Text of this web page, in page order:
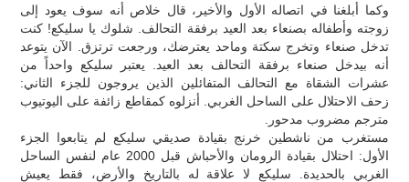
وكما أبلغنا في اتصاله الأول والأخير، قال خلاص أنه سوف يعود إلى
زوجته وأطفاله بصنعاء بعد العيد برفقة التحالف. شلوك يا سليكع! كنت
تدخل صنعاء وتخرج سكتة وماحد يعترضك، ورجعت ترتزق. الآن يتوعد
أنه بيدخل صنعاء برفقة التحالف بعد العيد. يعتبر سليكع واحداً من
عشرات الشقاة مع التحالف المتفائلين الذين يروجون للجزء الثاني:
زحف الاحتلال على الساحل الغربي. أنزلوه كمقاطع زائفة على اليوتيوب
مترجم مضروب مدحور.
مستغرب من ناشطين خرنج بقيادة صديقي سليكع لم يتابعوا الجزء
الأول: احتلال بقيادة الرومان والأحباش قبل 2000 عام لنفس الساحل
الغربي بالحديدة. سليكع لا علاقة له بالتاريخ والأرض، فقط يعيش